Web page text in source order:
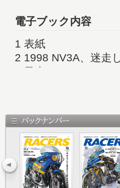
電子ブック内容
1 表紙
2 1998 NV3A、迷走
4 目次
NSR250 知られざる
10 1985-1991［NV1
24 1992-1997［
38 1998-2002［
54 2001-2009［NJB
74 ECUコントロー